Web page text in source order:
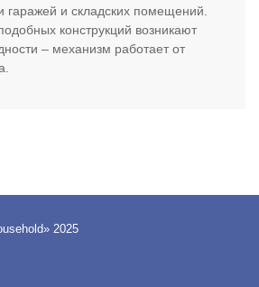
гаражей и складских помещений.
конструкций возникают
– механизм работает от
2025